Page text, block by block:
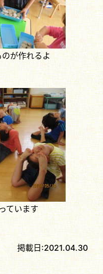
が作れるよ
ています
掲載日:2021.04.30